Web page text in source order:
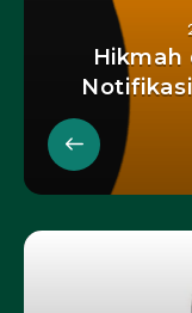
Hikmah